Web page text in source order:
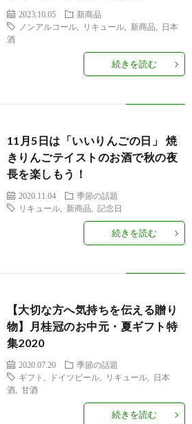
プ
2023.10.05
新商品
ノンアルコール, リキュール, 新商品
日本
酒
続きを読む
11月5日は「いいりんごの日」 焼
きりんごテイストのお酒で秋の夜
長を楽しもう！
2020.11.04
季節の話題
リキュール, 新商品 記念日
続きを読む
【大切な方へ気持ちを伝える贈り
物】月桂冠のお中元・夏ギフト特
集2020
2020.07.20
季節の話題
ギフト
ドイツビール, リキュール,
日本
酒, 甘酒
続きを読む